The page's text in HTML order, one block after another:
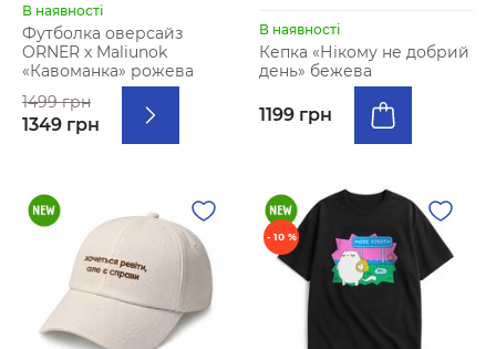
В наявності
Футболка оверсайз
ORNER х Maliunok
«Кавоманка» рожева
1499 грн
1349 грн
В наявності
Кепка «Нікому не добрий
день» бежева
1199 грн
- 10 %